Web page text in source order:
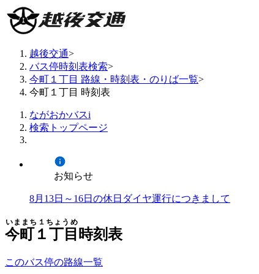
越後交通>
バス停時刻表検索>
今町１丁目 路線・時刻表・のりば一覧>
今町１丁目 時刻表
ながおかバスi
検索トップページ
お知らせ
8月13日～16日の休日ダイヤ運行につきまして
今町１丁目
いままち１ちょうめ
時刻表
このバス停の路線一覧